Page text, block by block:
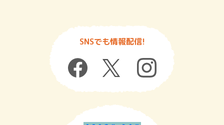
SNSでも情報配信!